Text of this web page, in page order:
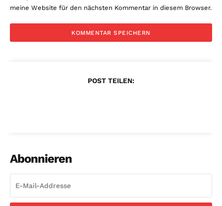
meine Website für den nächsten Kommentar in diesem Browser.
POST TEILEN:
Abonnieren